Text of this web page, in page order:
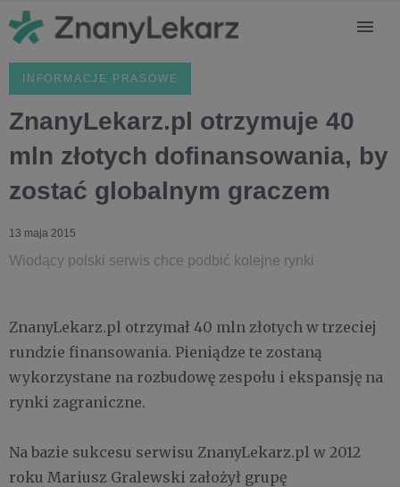
INFORMACJE PRASOWE
ZnanyLekarz.pl otrzymuje 40
mln złotych dofinansowania, by
zostać globalnym graczem
13 maja 2015
Wiodący polski serwis chce podbić kolejne rynki
ZnanyLekarz.pl otrzymał 40 mln złotych w trzeciej
rundzie finansowania. Pieniądze te zostaną
wykorzystane na rozbudowę zespołu i ekspansję na
rynki zagraniczne.
Na bazie sukcesu serwisu ZnanyLekarz.pl w 2012
roku Mariusz Gralewski założył grupę